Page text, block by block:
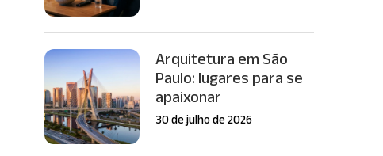
Arquitetura em São
Paulo: lugares para se
apaixonar
30 de julho de 2026